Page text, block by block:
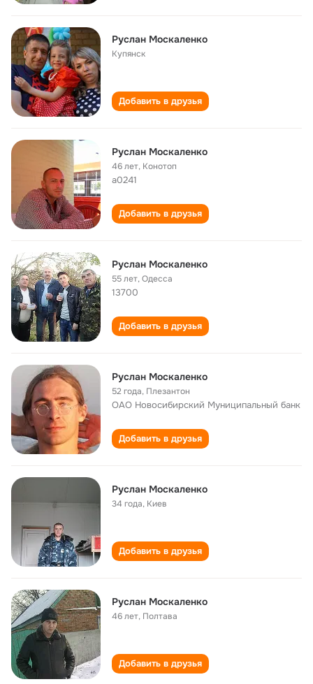
Руслан Москаленко
Купянск
Добавить в друзья
Руслан Москаленко
46 лет, Конотоп
а0241
Добавить в друзья
Руслан Москаленко
55 лет,Одесса
13700
Добавить в друзья
Руслан Москаленко
52 года, Плезантон
ОАО Новосибирский Муниципальный банк
Добавить в друзья
Руслан Москаленко
34 года, Киев
Добавить в друзья
Руслан Москаленко
46 лет, Полтава
Добавить в друзья